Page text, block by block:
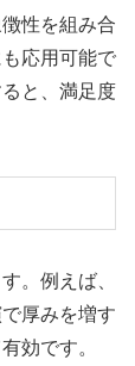
性を組み合
応用可能で
と、満足度
。例えば、
厚みを増す
効です。